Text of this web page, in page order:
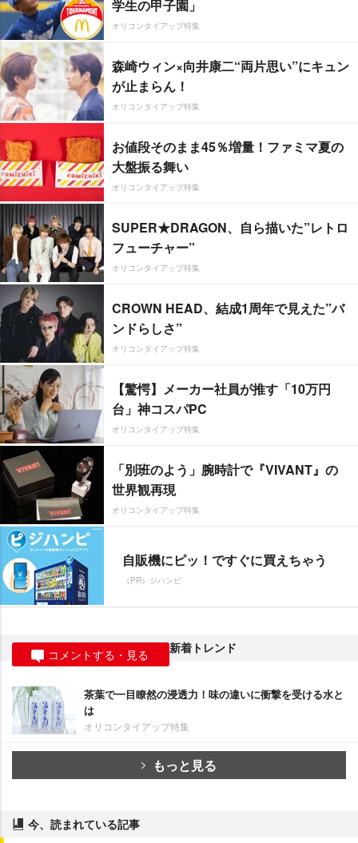
学生の甲子園」
オリコンタイアップ特集
森崎ウィン×向井康二“両片思い”にキュン
が止まらん！
オリコンタイアップ特集
お値段そのまま45％増量！ファミマ夏の
大盤振る舞い
オリコンタイアップ特集
SUPER★DRAGON、自ら描いた”レトロ
フューチャー”
オリコンタイアップ特集
CROWN HEAD、結成1周年で見えた”バ
ンドらしさ”
オリコンタイアップ特集
【驚愕】メーカー社員が推す「10万円
台」神コスパPC
オリコンタイアップ特集
「別班のよう」腕時計で『VIVANT』の
世界観再現
オリコンタイアップ特集
自販機にピッ！ですぐに買えちゃう
（PR）ジハンピ
コメントする・見る 新着トレンド
茶葉で一目瞭然の浸透力！味の違いに衝撃を受ける水と
は
オリコンタイアップ特集
もっと見る
今、読まれている記事